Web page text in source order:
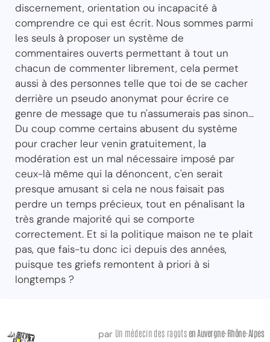
discernement, orientation ou incapacité à
comprendre ce qui est écrit. Nous sommes parmi
les seuls à proposer un système de
commentaires ouverts permettant à tout un
chacun de commenter librement, cela permet
aussi à des personnes telle que toi de se cacher
derrière un pseudo anonymat pour écrire ce
genre de message que tu n'assumerais pas sinon...
Du coup comme certains abusent du système
pour cracher leur venin gratuitement, la
modération est un mal nécessaire imposé par
ceux-là même qui la dénoncent, c'en serait
presque amusant si cela ne nous faisait pas
perdre un temps précieux, tout en pénalisant la
très grande majorité qui se comporte
correctement. Et si la politique maison ne te plait
pas, que fais-tu donc ici depuis des années,
puisque tes griefs remontent à priori à si
longtemps ?
par Un médecin des ragots en Auvergne-Rhône-Alpes